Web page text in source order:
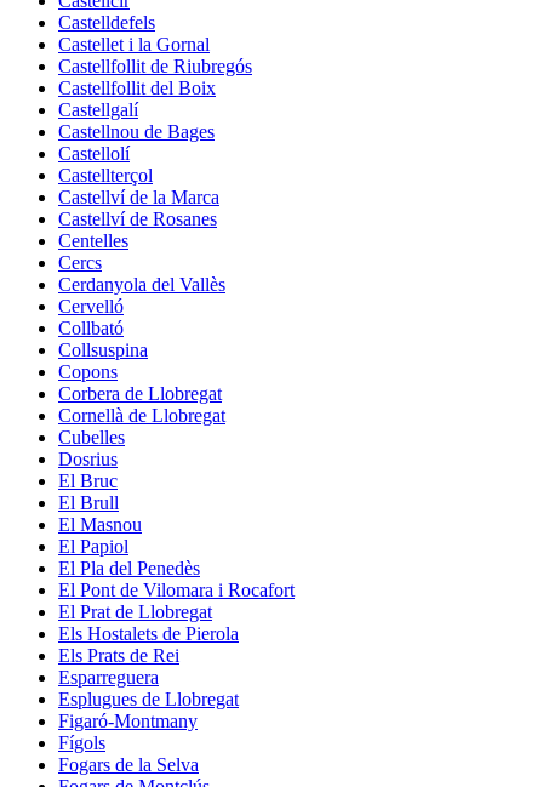
Castelldefels
Castellet i la Gornal
Castellfollit de Riubregós
Castellfollit del Boix
Castellgalí
Castellnou de Bages
Castellolí
Castellterçol
Castellví de la Marca
Castellví de Rosanes
Centelles
Cercs
Cerdanyola del Vallès
Cervelló
Collbató
Collsuspina
Copons
Corbera de Llobregat
Cornellà de Llobregat
Cubelles
Dosrius
El Bruc
El Brull
El Masnou
El Papiol
El Pla del Penedès
El Pont de Vilomara i Rocafort
El Prat de Llobregat
Els Hostalets de Pierola
Els Prats de Rei
Esparreguera
Esplugues de Llobregat
Figaró-Montmany
Fígols
Fogars de la Selva